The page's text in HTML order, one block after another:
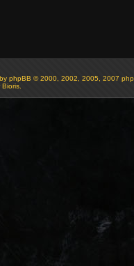
phpBB © 2000, 2002, 2005, 2007